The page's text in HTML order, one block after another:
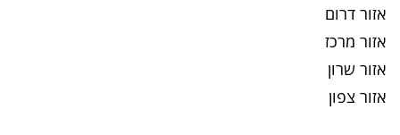
אזור דרום
אזור מרכז
אזור שרון
אזור צפון